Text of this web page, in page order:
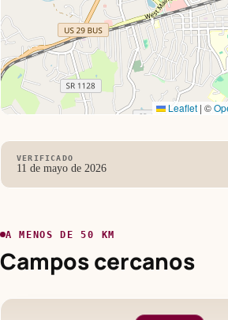
Leaflet | ©
VERIFICADO
11 de mayo de 2026
A MENOS DE 50 KM
Campos cercanos